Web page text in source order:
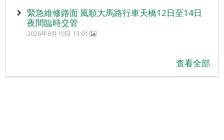
緊急維修路面 風順大馬路行車天橋12日至14日
夜間臨時交管
2026年8月10日 13:01
查看全部